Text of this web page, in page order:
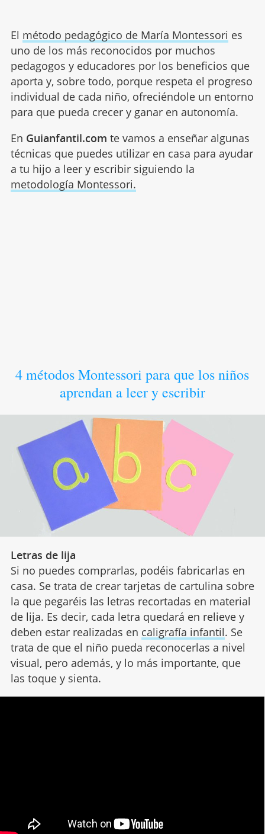
El método pedagógico de María Montessori es
uno de los más reconocidos por muchos
pedagogos y educadores por los beneficios que
aporta y, sobre todo, porque respeta el progreso
individual de cada niño, ofreciéndole un entorno
para que pueda crecer y ganar en autonomía.
En Guianfantil.com te vamos a enseñar algunas
técnicas que puedes utilizar en casa para ayudar
a tu hijo a leer y escribir siguiendo la
metodología Montessori.
4 métodos Montessori para que los niños
aprendan a leer y escribir
Letras de lija
Si no puedes comprarlas, podéis fabricarlas en
casa. Se trata de crear tarjetas de cartulina sobre
la que pegaréis las letras recortadas en material
de lija. Es decir, cada letra quedará en relieve y
deben estar realizadas en caligrafía infantil. Se
trata de que el niño pueda reconocerlas a nivel
visual, pero además, y lo más importante, que
las toque y sienta.